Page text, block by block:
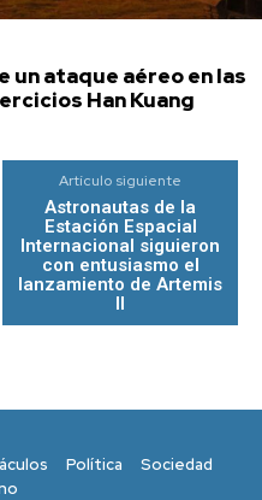
un ataque aéreo en las
Han Kuang
Artículo siguiente
Astronautas de la
Estación Espacial
Internacional siguieron
con entusiasmo el
lanzamiento de Artemis
II
Política
Sociedad